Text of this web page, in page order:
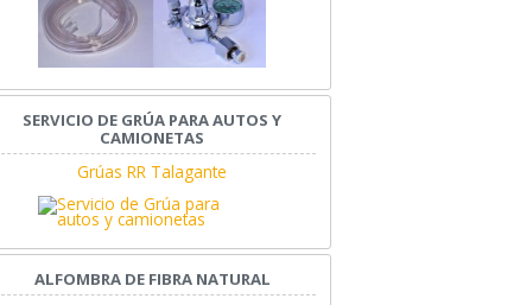
SERVICIO DE GRÚA PARA AUTOS Y
CAMIONETAS
Grúas RR Talagante
ALFOMBRA DE FIBRA NATURAL